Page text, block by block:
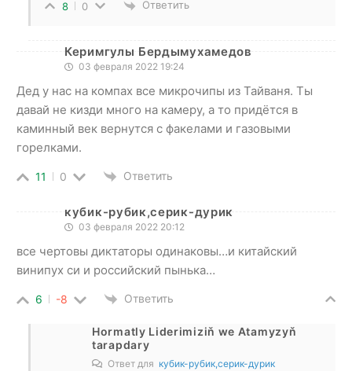
8 0 Ответить
Керимгулы Бердымухамедов
03 февраля 2022 19:24
Дед у нас на компах все микрочипы из Тайваня. Ты
давай не кизди много на камеру, а то придётся в
каминный век вернутся с факелами и газовыми
горелками.
11 0 Ответить
кубик-рубик,серик-дурик
03 февраля 2022 20:12
все чертовы диктаторы одинаковы…и китайский
винипух си и российский пынька…
6 -8 Ответить
Hormatly Liderimiziň we Atamyzyň
tarapdary
Ответ для кубик-рубик,серик-дурик